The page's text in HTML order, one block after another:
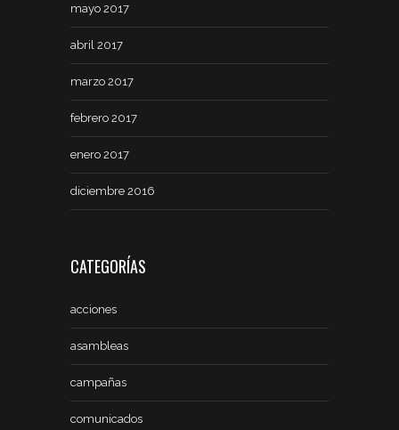
mayo 2017
abril 2017
marzo 2017
febrero 2017
enero 2017
diciembre 2016
CATEGORÍAS
acciones
asambleas
campañas
comunicados